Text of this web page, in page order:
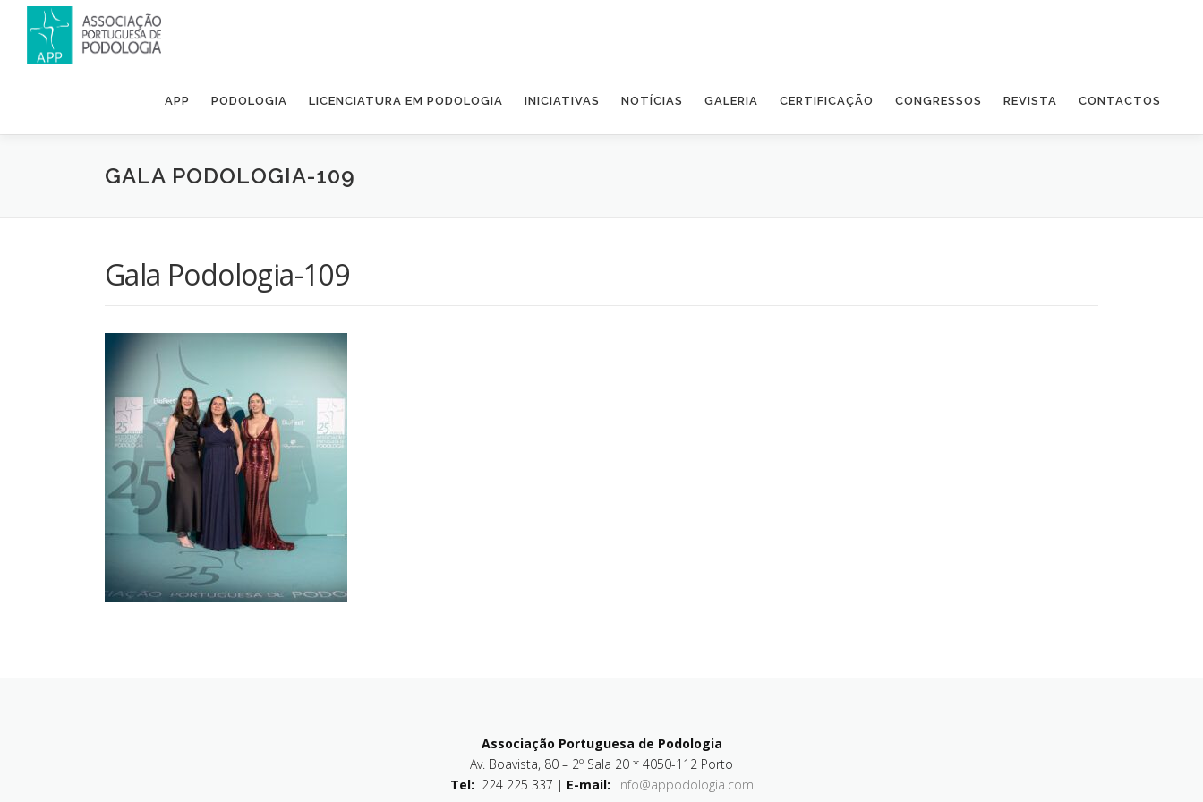
APP PODOLOGIA LICENCIATURA EM PODOLOGIA INICIATIVAS NOTÍCIAS GALERIA CERTIFICAÇÃO CONGRESSOS REVISTA CONTACTOS
GALA PODOLOGIA-109
Gala Podologia-109
Associação Portuguesa de Podologia
Av. Boavista, 80 – 2º Sala 20 * 4050-112 Porto
Tel: 224 225 337 | E-mail: info@appodologia.com